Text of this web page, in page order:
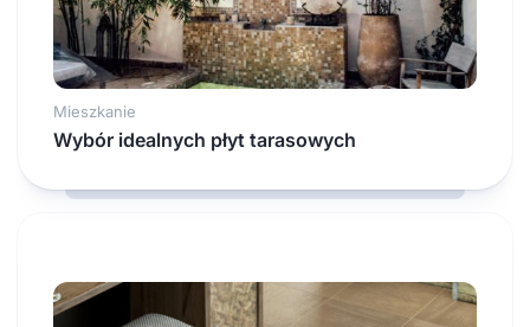
Mieszkanie
Wybór idealnych płyt tarasowych